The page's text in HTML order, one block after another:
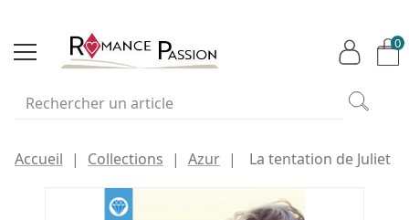
0
Accueil Collections Azur La tentation de Juliet